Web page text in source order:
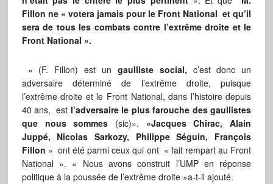
Fillon ne « votera jamais pour le Front National et qu’il
sera de tous les combats contre l’extrême droite et le
Front National ».
« (F. Fillon) est un gaulliste social, c’est donc un
adversaire déterminé de l’extrême droite, puisque
l’extrême droite et le Front National, dans l’histoire depuis
40 ans, est l’adversaire le plus farouche des gaullistes
que nous sommes (sic)». «Jacques Chirac, Alain
Juppé, Nicolas Sarkozy, Philippe Séguin, François
Fillon » ont été parmi ceux qui ont « fait rempart au Front
National ». « Nous avons construit l’UMP en réponse
politique à la poussée de l’extrême droite »a-t-il ajouté.